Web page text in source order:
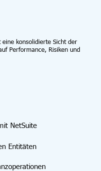
konsolidierte Sicht der
Performance, Risiken und
NetSuite